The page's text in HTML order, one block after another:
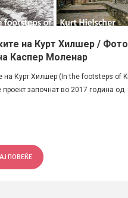
на Курт Хилшер /
Каспер Моленар
на Курт Хилшер (In the footsteps of
проект започнат во 2017 година од
ПОВЕЌЕ